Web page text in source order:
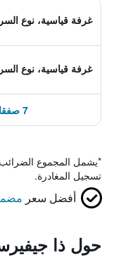
غرفة قياسية، نوع
غرفة قياسية، نوع
7 صفقات إضافية ابتداءً من 643 ﷼
*يشمل المجموع
تسجيل المغادرة.
أفضل سعر
حول ذا